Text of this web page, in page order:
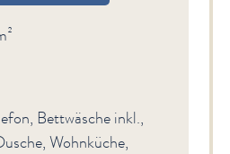
Bettwäsche inkl.,
Wohnküche,